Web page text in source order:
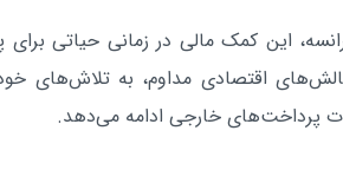
این کمک مالی در زمانی حیاتی برای
اقتصادی مداوم، به تلاش‌های
پرداخت‌های خارجی ادامه می‌دهد.